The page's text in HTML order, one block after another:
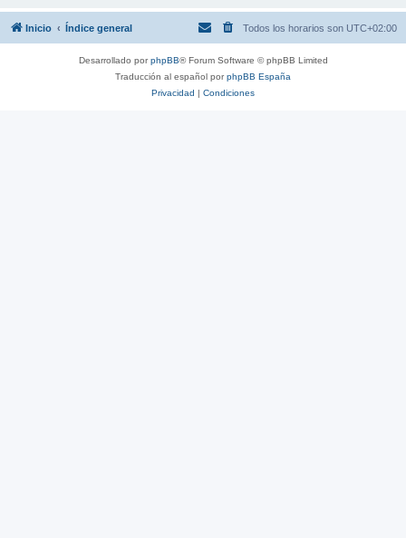
Inicio Índice general Todos los horarios son UTC+02:00
Desarrollado porphpBB® Forum Software © phpBB Limited
Traducción al español porphpBB España
Privacidad | Condiciones